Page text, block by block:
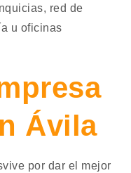
red de
u oficinas
Ávila
por dar el mejor